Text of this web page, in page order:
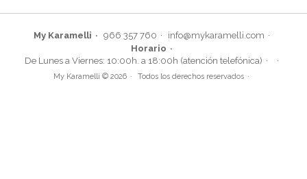
My Karamelli 966 357 760
info@mykaramelli.com
Horario
De Lunes a Viernes: 10:00h. a 18:00h (atención telefónica)
My Karamelli © 2026 Todos los derechos reservados